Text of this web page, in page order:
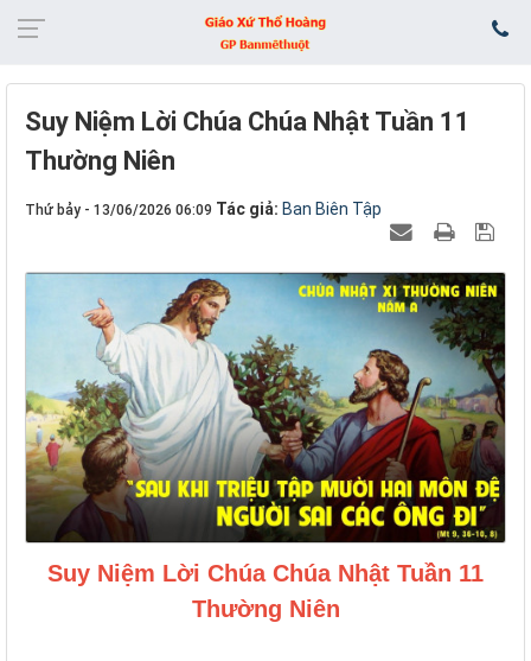
Suy Niệm Lời Chúa Chúa Nhật Tuần 11
Thường Niên
Thứ bảy - 13/06/2026 06:09 Tác giả: Ban Biên Tập
Suy Niệm Lời Chúa Chúa Nhật Tuần 11
Thường Niên